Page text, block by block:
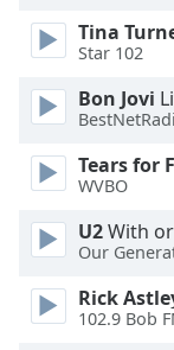
window.
Escape
cancel
close
window.
Color
Tina
Star 102
Bon Jovi
Tears for
WVBO
U2With
Our
Rick
102.9 Bob